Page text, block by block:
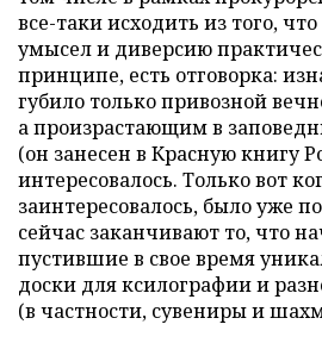
все-таки исходить из того,
умысел и диверсию
принципе, есть отговорка:
губило только привозной
а произрастающим в
(он занесен в Красную книгу
интересовалось. Только вот
заинтересовалось, было уже
сейчас заканчивают то, что
пустившие в свое время
доски для ксилографии и
(в частности, сувениры и